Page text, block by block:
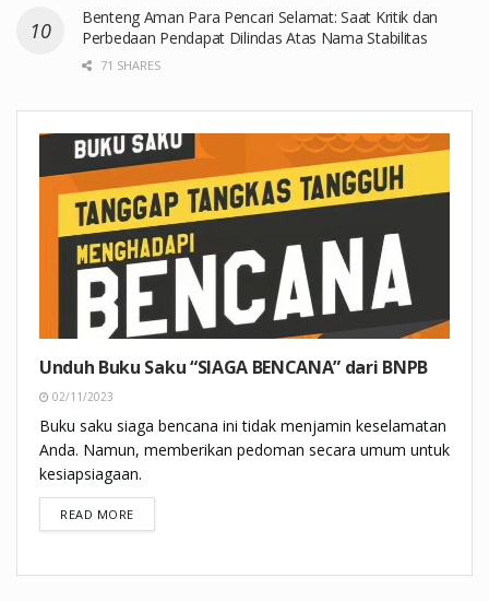
Benteng Aman Para Pencari Selamat: Saat Kritik dan
Perbedaan Pendapat Dilindas Atas Nama Stabilitas
71 SHARES
Unduh Buku Saku “SIAGA BENCANA” dari BNPB
02/11/2023
Buku saku siaga bencana ini tidak menjamin keselamatan
Anda. Namun, memberikan pedoman secara umum untuk
kesiapsiagaan.
READ MOREDETAILS